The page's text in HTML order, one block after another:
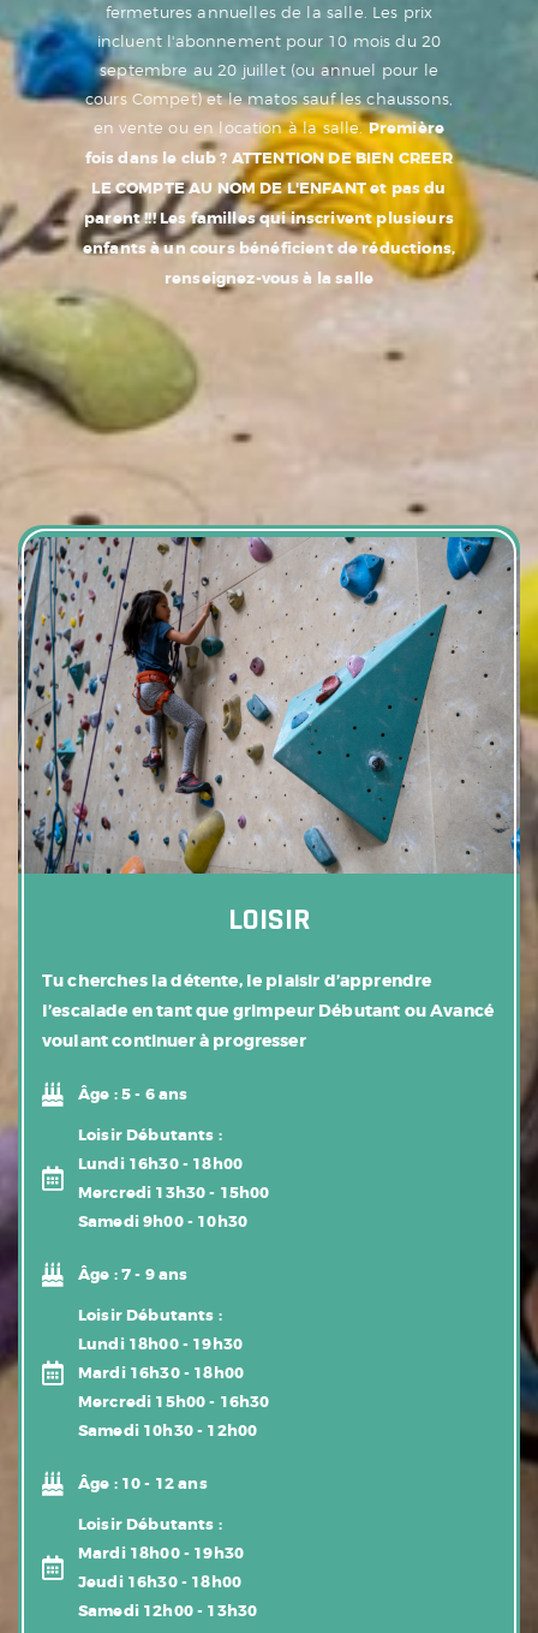
fermetures annuelles de la salle. Les prix
incluent l'abonnement pour 10 mois du 20
septembre au 20 juillet (ou annuel pour le
cours Compet) et le matos sauf les chaussons,
en vente ou en location à la salle. Première
fois dans le club ? ATTENTION DE BIEN CREER
LE COMPTE AU NOM DE L'ENFANTet pas du
parent !!!Les familles qui inscrivent plusieurs
enfants à un cours bénéficient de réductions,
renseignez-vous à la salle
LOISIR
Tu cherches la détente, le plaisir d’apprendre
l’escalade en tant que grimpeur Débutant ou Avancé
voulant continuer à progresser
Âge :5 - 6 ans
Loisir Débutants :
Lundi 16h30 - 18h00
Mercredi 13h30 - 15h00
Samedi 9h00 - 10h30
Âge :7 - 9 ans
Loisir Débutants :
Lundi 18h00 - 19h30
Mardi 16h30 - 18h00
Mercredi 15h00 - 16h30
Samedi 10h30 - 12h00
Âge :10 - 12 ans
Loisir Débutants :
Mardi 18h00 - 19h30
Jeudi 16h30 - 18h00
Samedi 12h00 - 13h30